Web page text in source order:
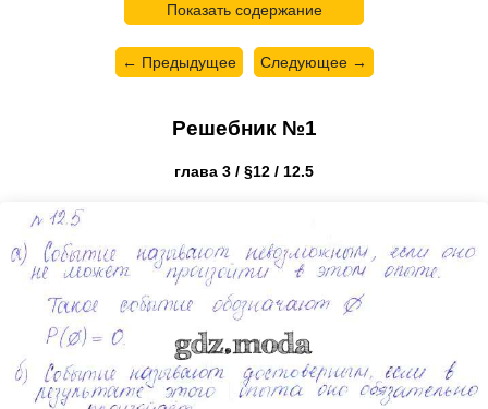
Показать содержание
← Предыдущее Следующее →
Решебник №1
глава 3 / §12 / 12.5